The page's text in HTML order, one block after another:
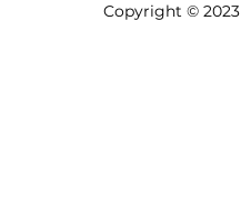
Copyright © 2023